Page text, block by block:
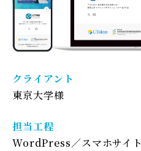
クライアント
東京大学様
担当工程
WordPress
スマホサイト